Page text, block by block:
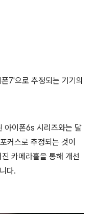
7'으로 추정되는 기기의
아이폰6s 시리즈와는 달
커스로 추정되는 것이
카메라홀을 통해 개선
다.